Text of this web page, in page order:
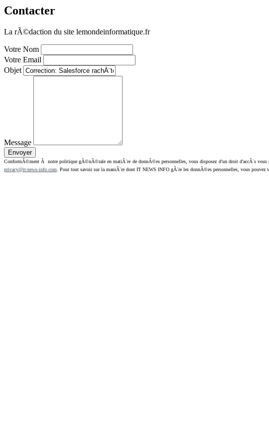
Contacter
La rÃ©daction du site lemondeinformatique.fr
Votre Nom
Votre Email
Objet
Message
ConformÃ©ment Ã notre politique gÃ©nÃ©rale en matiÃ¨re de donnÃ©es personnelles, vous disposez d'un droit d'accÃ¨s
privacy@it-news-info.com . Pour tout savoir sur la maniÃ¨re dont IT NEWS INFO gÃ¨re les donnÃ©es personnelles, vous pouvez